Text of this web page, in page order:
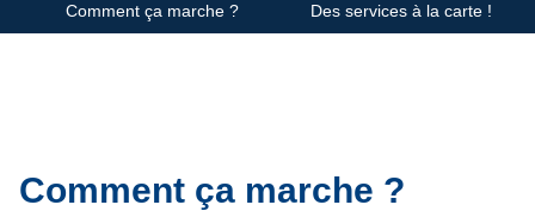
Comment ça marche ? Des services à la carte !
Comment ça marche ?